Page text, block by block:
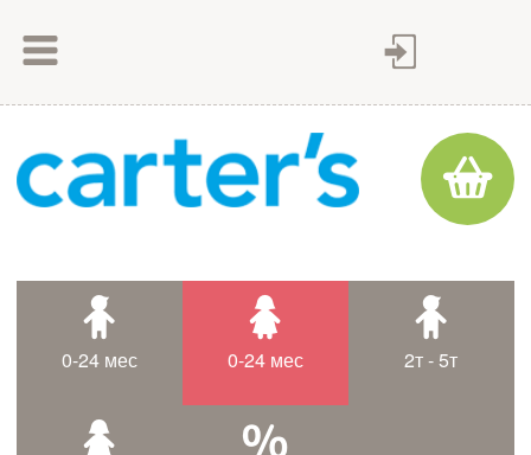
Как оплатить
Доставка товара
Контакты
0-24 мес 0-24 мес 2т - 5т